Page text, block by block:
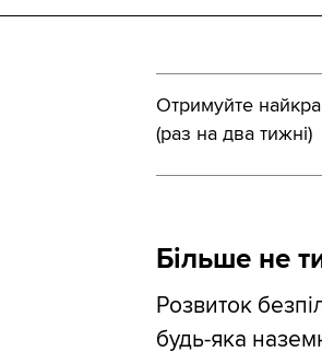
Отримуйте
(раз на два тижні)
Більше не
Розвиток
будь-яка